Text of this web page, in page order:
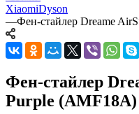
XiaomiDyson
—Фен-стайлер Dreame
Фен-стайлер
Purple (AMF18A)